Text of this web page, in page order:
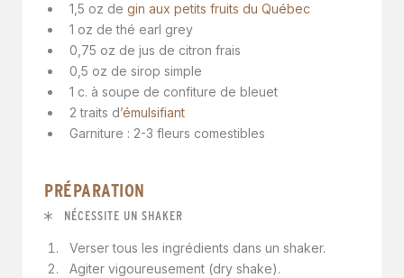
1,5 oz de gin aux petits fruits du Québec
1 oz de thé earl grey
0,75 oz de jus de citron frais
0,5 oz de sirop simple
1 c. à soupe de confiture de bleuet
2 traits d’émulsifiant
Garniture : 2-3 fleurs comestibles
PRÉPARATION
NÉCESSITE UN SHAKER
Verser tous les ingrédients dans un shaker.
Agiter vigoureusement (dry shake).